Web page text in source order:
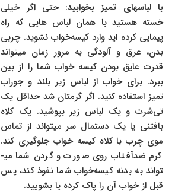
با لباسهای تمیز بخوابید: حتی اگر خیلی
خسته هستید با همان لباس هایی که راه
پیمایی کرده اید وارد کیسه‌خواب نشوید. چربی
بدن، عرق و آلودگی به مرور زمان می­تواند
قدرت عایق بودن کیسه خواب شما را از بین
ببرد. برای خواب از لباس زیر بلند و جوراب
تمیز استفاده کنید. اگر گرمتان شد حداقل یک
تی‌شرت و یک لباس زیر بپوشید. یک کلاه
بافتنی یا یک دستمال سر می­تواند از تماس
موی چرب با کلاه کیسه خواب جلوگیری کند.
کرم ضدآفتاب روی صورت و گردن شما می­
تواند به بدنه کیسه‌خواب شما نفوذ کند، پس
قبل از خواب آن را پاک کرده یا بشویید.